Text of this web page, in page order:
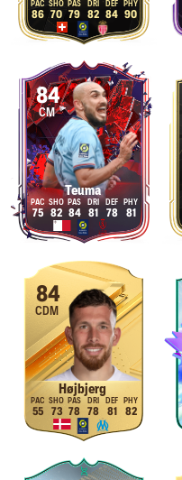
86 70 79 82 84 90
84
CM
Teuma
75 82 84 81 78 81
84
CDM
Højbjerg
55 73 78 78 81 82